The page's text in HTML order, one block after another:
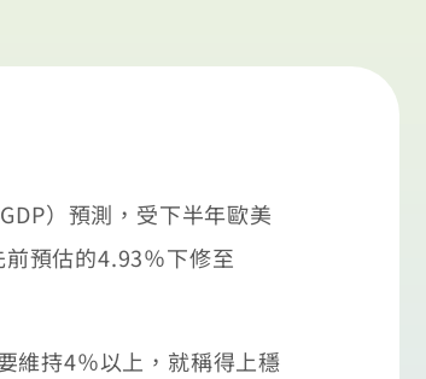
）預測，受下半年歐美
預估的4.93％下修至
維持4％以上，就稱得上穩